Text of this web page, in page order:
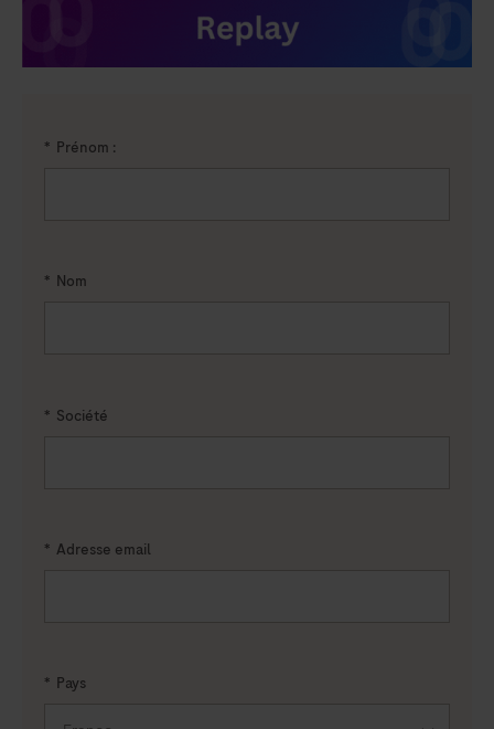
* Prénom :
* Nom
* Société
* Adresse email
* Pays